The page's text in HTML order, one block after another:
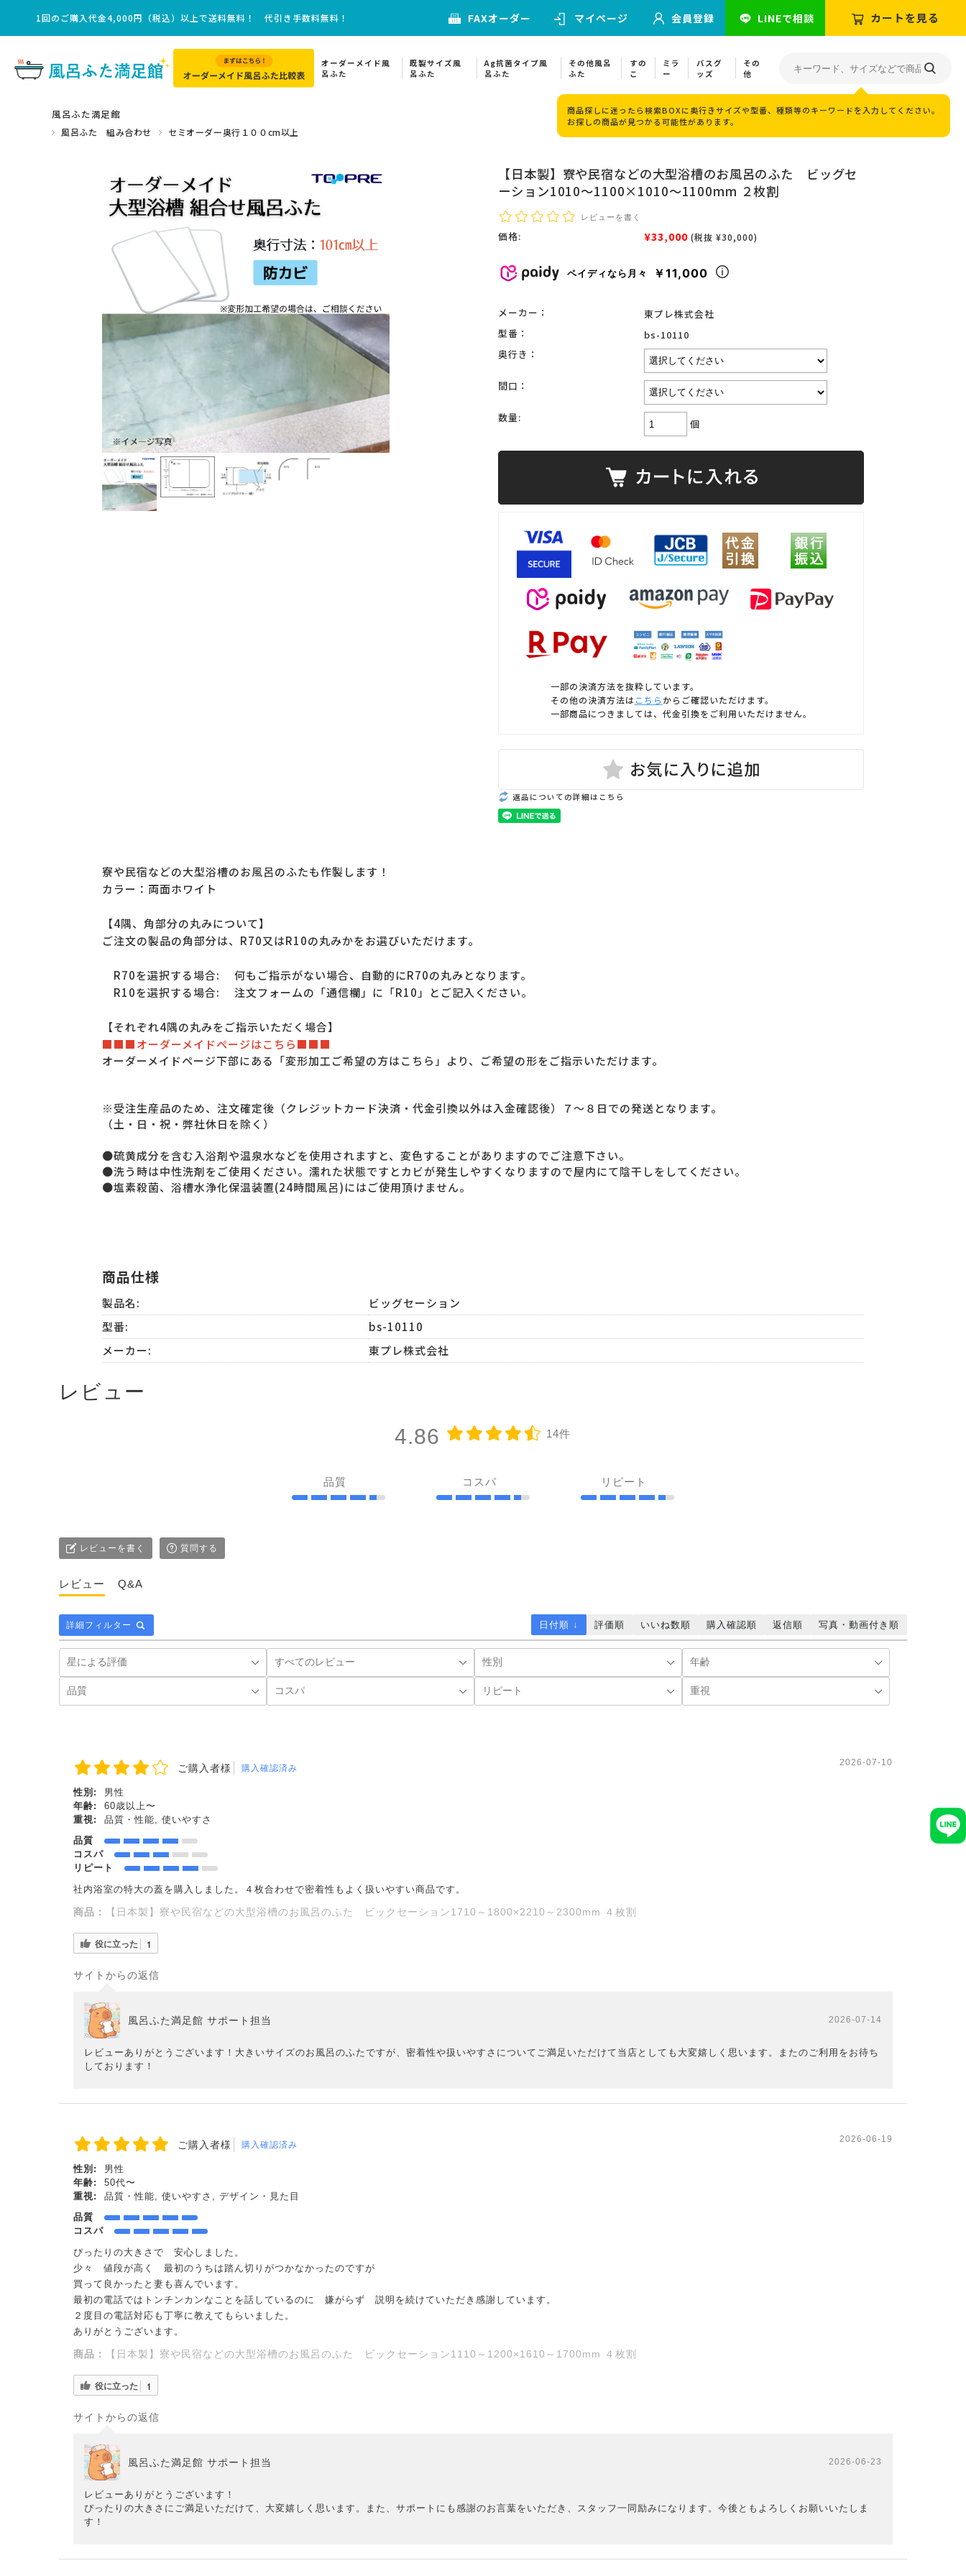
1回のご購入代金4,000円（税込）以上で送料無料！ 代引き手数料無料！ FAXオーダー マイページ 会員登録 LINEで相談 カートを見る
オーダーメイド風
呂ふた
既製サイズ風
呂ふた
Ag抗菌タイプ風
呂ふた
その他風呂
ふた
すの
こ
ミラ
ー
バスグ
ッズ
その
他
商品探しに迷ったら検索BOXに奥行きサイズや型番、種類等のキーワードを入力してください。
お探しの商品が見つかる可能性があります。
風呂ふた満足館
風呂ふた 組み合わせ セミオーダー奥行１００cm以上
【日本製】寮や民宿などの大型浴槽のお風呂のふた ビッグセ
ーション1010～1100×1010～1100mm ２枚割
レビューを書く
価格: ¥33,000 (税抜 ¥30,000)
ペイディなら月々 ￥11,000
メーカー：
東プレ株式会社
型番：
bs-10110
奥行き：
間口：
数量: 個
一部の決済方法を抜粋しています。
その他の決済方法はこちらからご確認いただけます。
一部商品につきましては、代金引換をご利用いただけません。
返品についての詳細はこちら
寮や民宿などの大型浴槽のお風呂のふたも作製します！
カラー：両面ホワイト
【4隅、角部分の丸みについて】
ご注文の製品の角部分は、R70又はR10の丸みかをお選びいただけます。
R70を選択する場合: 何もご指示がない場合、自動的にR70の丸みとなります。
R10を選択する場合: 注文フォームの「通信欄」に「R10」とご記入ください。
【それぞれ4隅の丸みをご指示いただく場合】
■■■オーダーメイドページはこちら■■■
オーダーメイドページ下部にある「変形加工ご希望の方はこちら」より、ご希望の形をご指示いただけます。
※受注生産品のため、注文確定後（クレジットカード決済・代金引換以外は入金確認後）７～８日での発送となります。
（土・日・祝・弊社休日を除く）
●硫黄成分を含む入浴剤や温泉水などを使用されますと、変色することがありますのでご注意下さい。
●洗う時は中性洗剤をご使用ください。濡れた状態ですとカビが発生しやすくなりますので屋内にて陰干しをしてください。
●塩素殺菌、浴槽水浄化保温装置(24時間風呂)にはご使用頂けません。
商品仕様
製品名:
ビッグセーション
型番:
bs-10110
メーカー:
東プレ株式会社
レビュー
4.86 14件
品質 コスパ リピート
レビューを書く 質問する
レビュー Q&A
詳細フィルター 日付順 ↓ 評価順 いいね数順 購入確認順 返信順 写真・動画付き順
ご購入者様 購入確認済み
2026-07-10
性別:
男性
年齢:
60歳以上〜
重視:
品質・性能, 使いやすさ
品質
コスパ
リピート
社内浴室の特大の蓋を購入しました。４枚合わせで密着性もよく扱いやすい商品です。
商品： 【日本製】寮や民宿などの大型浴槽のお風呂のふた ビックセーション1710～1800×2210～2300mm ４枚割
役に立った 1
サイトからの返信
風呂ふた満足館 サポート担当 2026-07-14
レビューありがとうございます！大きいサイズのお風呂のふたですが、密着性や扱いやすさについてご満足いただけて当店としても大変嬉しく思います。またのご利用をお待ち
しております！
ご購入者様 購入確認済み
2026-06-19
性別:
男性
年齢:
50代〜
重視:
品質・性能, 使いやすさ, デザイン・見た目
品質
コスパ
ぴったりの大きさで 安心しました。
少々 値段が高く 最初のうちは踏ん切りがつかなかったのですが
買って良かったと妻も喜んでいます。
最初の電話ではトンチンカンなことを話しているのに 嫌がらず 説明を続けていただき感謝しています。
２度目の電話対応も丁寧に教えてもらいました。
ありがとうございます。
商品： 【日本製】寮や民宿などの大型浴槽のお風呂のふた ビックセーション1110～1200×1610～1700mm ４枚割
役に立った 1
サイトからの返信
風呂ふた満足館 サポート担当 2026-06-23
レビューありがとうございます！
ぴったりの大きさにご満足いただけて、大変嬉しく思います。また、サポートにも感謝のお言葉をいただき、スタッフ一同励みになります。今後ともよろしくお願いいたしま
す！